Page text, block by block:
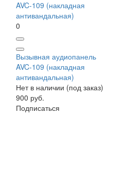
0
Вызывная аудиопанель
AVC-109 (накладная
антивандальная)
Нет в наличии (под заказ)
900 руб.
Подписаться